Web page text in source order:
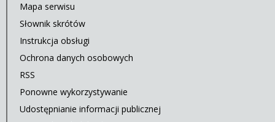
Mapa serwisu
Słownik skrótów
Instrukcja obsługi
Ochrona danych osobowych
RSS
Ponowne wykorzystywanie
Udostępnianie informacji publicznej